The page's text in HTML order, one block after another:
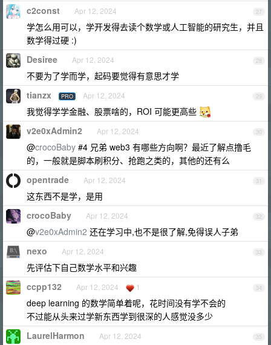
27
c2const Apr 12, 2024
学怎么用可以，学开发得去读个数学或人工智能的研究生，并且
数学得过硬 :)
28
Desiree Apr 12, 2024
不要为了学而学，起码要觉得有意思才学
29
tianzx PRO Apr 12, 2024
我觉得学学金融、股票啥的，ROI 可能更高些
30
v2e0xAdmin2 Apr 12, 2024
@crocoBaby #4 兄弟 web3 有哪些方向啊？最近了解点撸毛
的，一般就是脚本刷积分、抢跑之类的，其他的还有么
31
opentrade Apr 12, 2024
这东西不是学，是用
32
crocoBaby Apr 12, 2024
@v2e0xAdmin2 还在学习中,也不是很了解,免得误人子弟
33
nexo Apr 12, 2024
先评估下自己数学水平和兴趣
34
ccpp132 Apr 12, 2024 1
deep learning 的数学简单着呢，花时间没有学不会的
不过能从头来过学新东西学到很深的人感觉没多少
35
LaurelHarmon Apr 12, 2024